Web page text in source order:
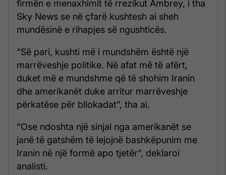
firmën e menaxhimit të rrezikut Ambrey, i tha
Sky News se në çfarë kushtesh ai sheh
mundësinë e rihapjes së ngushticës.
“Së pari, kushti më i mundshëm është një
marrëveshje politike. Në afat më të afërt,
duket më e mundshme që të shohim Iranin
dhe amerikanët duke arritur marrëveshje
përkatëse për bllokadat”, tha ai.
“Ose ndoshta një sinjal nga amerikanët se
janë të gatshëm të lejojnë bashkëpunim me
Iranin në një formë apo tjetër”, deklaroi
analisti.